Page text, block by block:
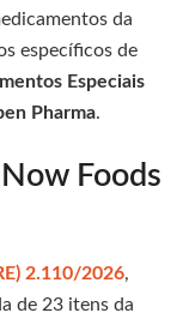
da
específicos de
Especiais
Pharma.
Foods
2.110/2026,
de 23 itens da